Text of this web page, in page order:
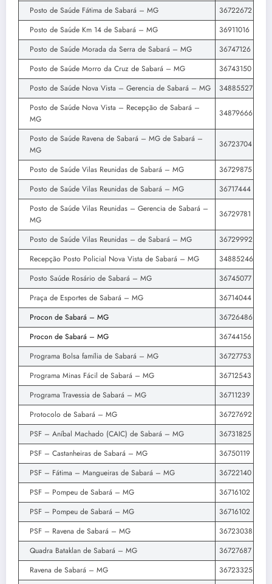
Posto de Saúde Fátima de Sabará – MG
36722672
Posto de Saúde Km 14 de Sabará – MG
36911016
Posto de Saúde Morada da Serra de Sabará – MG
36747126
Posto de Saúde Morro da Cruz de Sabará – MG
36743150
Posto de Saúde Nova Vista – Gerencia de Sabará – MG
34885527
Posto de Saúde Nova Vista – Recepção de Sabará –
MG
34879666
Posto de Saúde Ravena de Sabará – MG de Sabará –
MG
36723704
Posto de Saúde Vilas Reunidas de Sabará – MG
36729875
Posto de Saúde Vilas Reunidas de Sabará – MG
36717444
Posto de Saúde Vilas Reunidas – Gerencia de Sabará –
MG
36729781
Posto de Saúde Vilas Reunidas – de Sabará – MG
36729992
Recepção Posto Policial Nova Vista de Sabará – MG
34885246
Posto Saúde Rosário de Sabará – MG
36745077
Praça de Esportes de Sabará – MG
36714044
Procon de Sabará – MG
36726486
Procon de Sabará – MG
36744156
Programa Bolsa família de Sabará – MG
36727753
Programa Minas Fácil de Sabará – MG
36712543
Programa Travessia de Sabará – MG
36711239
Protocolo de Sabará – MG
36727692
PSF – Aníbal Machado (CAIC) de Sabará – MG
36731825
PSF – Castanheiras de Sabará – MG
36750119
PSF – Fátima – Mangueiras de Sabará – MG
36722140
PSF – Pompeu de Sabará – MG
36716102
PSF – Pompeu de Sabará – MG
36716102
PSF – Ravena de Sabará – MG
36723038
Quadra Bataklan de Sabará – MG
36727687
Ravena de Sabará – MG
36723325